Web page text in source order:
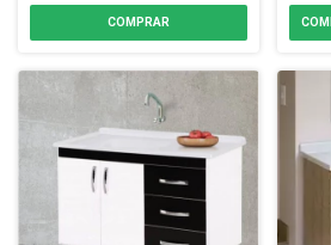
COMPRAR